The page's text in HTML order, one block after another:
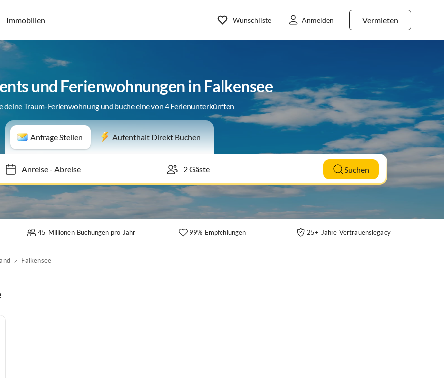
Immobilien Vermieten
Wunschliste Anmelden
und Ferienwohnungen in Falkensee
deine Traum-Ferienwohnung und buche eine von 4 Ferienunterkünften
Anfrage Stellen Aufenthalt Direkt Buchen
Anreise-Abreise Suchen
45 Millionen Buchungen pro Jahr 99% Empfehlungen 25+ Jahre Vertrauenslegacy
Falkensee